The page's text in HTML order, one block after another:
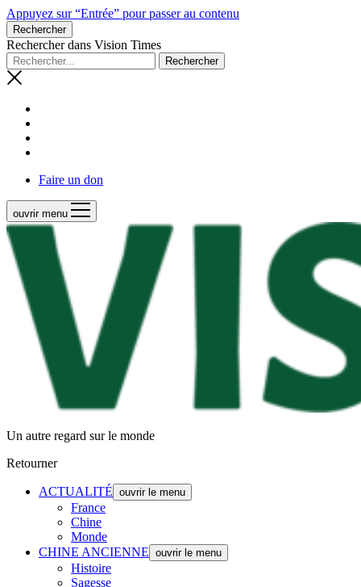
Appuyez sur “Entrée” pour passer au contenu
Rechercher
Rechercher dans Vision Times
Faire un don
ouvrir menu
Un autre regard sur le monde
Retourner
ACTUALITÉ ouvrir le menu
France
Chine
Monde
CHINE ANCIENNE ouvrir le menu
Histoire
Sagesse